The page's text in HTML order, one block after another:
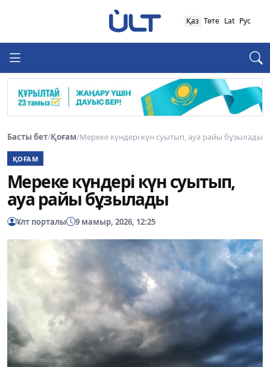
Қаз Төте Lat Рус
Басты бет/Қоғам/Мереке күндері күн суытып, ауа райы бұзылады
ҚОҒАМ
Мереке күндері күн суытып,
ауа райы бұзылады
Ұлт порталы 9 мамыр, 2026, 12:25